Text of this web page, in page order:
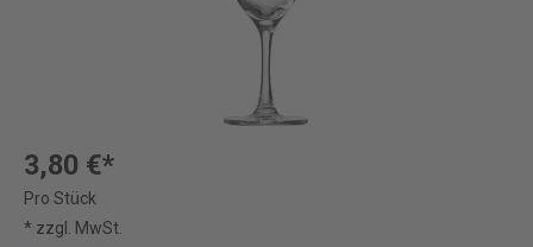
3,80 €*
Pro Stück
* zzgl. MwSt.